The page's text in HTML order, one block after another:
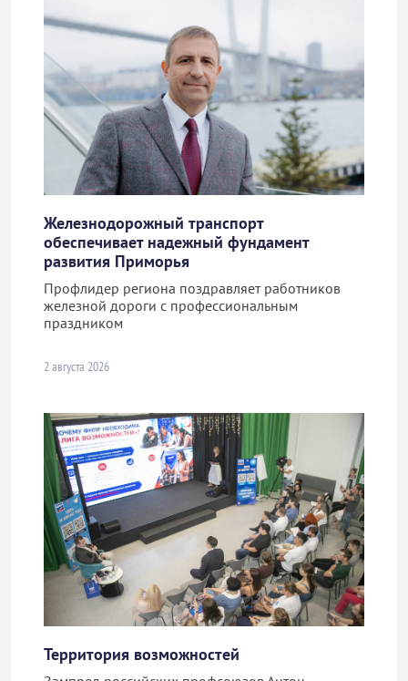
Железнодорожный транспорт
обеспечивает надежный фундамент
развития Приморья
Профлидер региона поздравляет работников
железной дороги с профессиональным
праздником
2 августа 2026
Территория возможностей